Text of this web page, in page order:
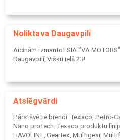
Noliktava Daugavpilī
Aicinām izmantot SIA "VA
Daugavpilī, Višķu ielā 23!
Atslēgvārdi
Pārstāvētie brendi: Texaco, Petro-
Nano protech. Texaco produktu
HAVOLINE, Geartex, Multigear,